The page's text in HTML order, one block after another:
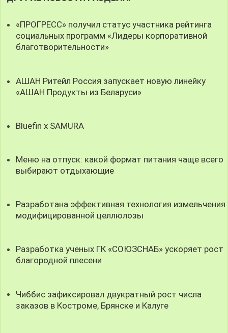
«ПРОГРЕСС» получил статус участника рейтинга
социальных программ «Лидеры корпоративной
благотворительности»
АШАН Ритейл Россия запускает новую линейку
«АШАН Продукты из Беларуси»
Bluefin x SAMURA
Меню на отпуск: какой формат питания чаще всего
выбирают отдыхающие
Разработана эффективная технология измельчения
модифицированной целлюлозы
Разработка ученых ГК «СОЮЗСНАБ» ускоряет рост
благородной плесени
Чиббис зафиксировал двукратный рост числа
заказов в Костроме, Брянске и Калуге